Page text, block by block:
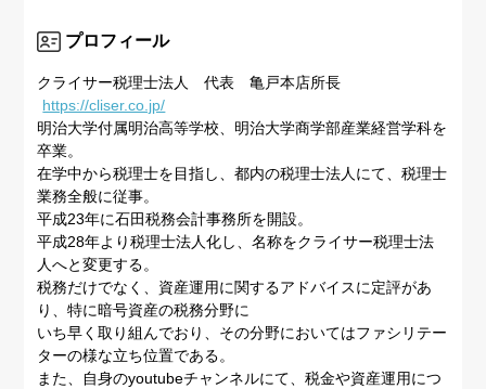
プロフィール
クライサー税理士法人 代表 亀戸本店所長
https://cliser.co.jp/
明治大学付属明治高等学校、明治大学商学部産業経営学科を
卒業。
在学中から税理士を目指し、都内の税理士法人にて、税理士
業務全般に従事。
平成23年に石田税務会計事務所を開設。
平成28年より税理士法人化し、名称をクライサー税理士法
人へと変更する。
税務だけでなく、資産運用に関するアドバイスに定評があ
り、特に暗号資産の税務分野に
いち早く取り組んでおり、その分野においてはファシリテー
ターの様な立ち位置である。
また、自身のyoutubeチャンネルにて、税金や資産運用につ